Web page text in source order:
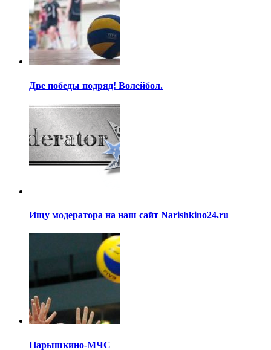
Две победы подряд! Волейбол.
Ищу модератора на наш сайт Narishkino24.ru
Нарышкино-МЧС